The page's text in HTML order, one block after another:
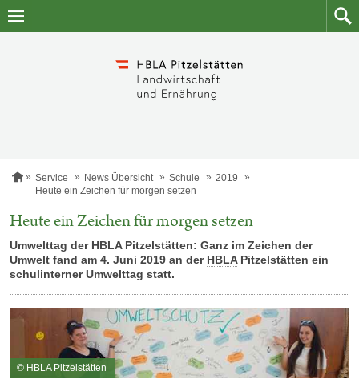
Zum
Zum
S
a
r
t
s
e
i
t
e
Service News Übersicht Schule
2019
Heute ein Zeichen für morgen setzen
Heute ein Zeichen für morgen setzen
Umwelttag der HBLAPitzelstätten: Ganz im Zeichen der
Umwelt fand am 4. Juni 2019 an der HBLAPitzelstätten ein
schulinterner Umwelttag statt.
© HBLA Pitzelstätten